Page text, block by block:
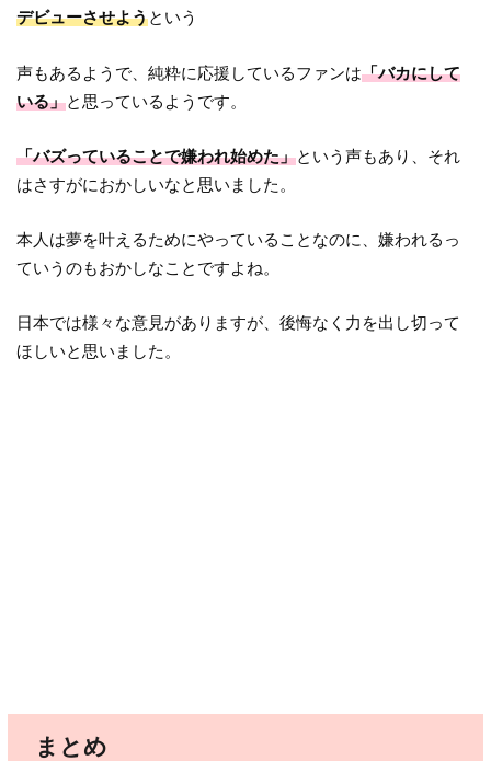
デビューさせようという
声もあるようで、純粋に応援しているファンは「バカにして
いる」と思っているようです。
「バズっていることで嫌われ始めた」という声もあり、それ
はさすがにおかしいなと思いました。
本人は夢を叶えるためにやっていることなのに、嫌われるっ
ていうのもおかしなことですよね。
日本では様々な意見がありますが、後悔なく力を出し切って
ほしいと思いました。
まとめ